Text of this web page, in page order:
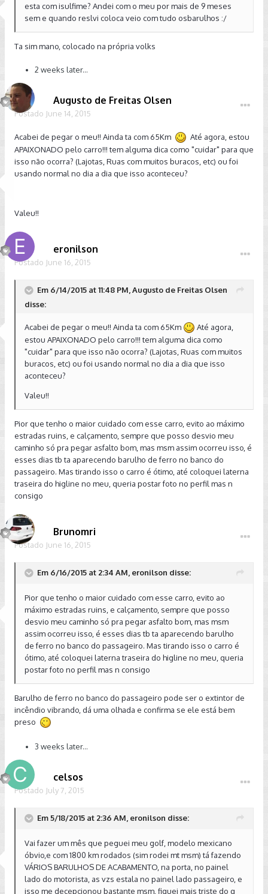
esta com isulfime? Andei com o meu por mais de 9 meses
sem e quando reslvi coloca veio com tudo osbarulhos :/
Ta sim mano, colocado na própria volks
2 weeks later...
Augusto de Freitas Olsen
Postado June 14, 2015
Acabei de pegar o meu!! Ainda ta com 65Km
Até agora, estou
APAIXONADO pelo carro!!! tem alguma dica como "cuidar" para que
isso não ocorra? (Lajotas, Ruas com muitos buracos, etc) ou foi
usando normal no dia a dia que isso aconteceu?
Valeu!!
eronilson
Postado June 16, 2015
Em 6/14/2015 at 11:48 PM, Augusto de Freitas Olsen
disse:
Acabei de pegar o meu!! Ainda ta com 65Km
Até agora,
estou APAIXONADO pelo carro!!! tem alguma dica como
"cuidar" para que isso não ocorra? (Lajotas, Ruas com muitos
buracos, etc) ou foi usando normal no dia a dia que isso
aconteceu?
Valeu!!
Pior que tenho o maior cuidado com esse carro, evito ao máximo
estradas ruins, e calçamento, sempre que posso desvio meu
caminho só pra pegar asfalto bom, mas msm assim ocorreu isso, é
esses dias tb ta aparecendo barulho de ferro no banco do
passageiro. Mas tirando isso o carro é ótimo, até coloquei laterna
traseira do higline no meu, queria postar foto no perfil mas n
consigo
Brunomri
Postado June 16, 2015
Em 6/16/2015 at 2:34 AM, eronilson disse:
Pior que tenho o maior cuidado com esse carro, evito ao
máximo estradas ruins, e calçamento, sempre que posso
desvio meu caminho só pra pegar asfalto bom, mas msm
assim ocorreu isso, é esses dias tb ta aparecendo barulho
de ferro no banco do passageiro. Mas tirando isso o carro é
ótimo, até coloquei laterna traseira do higline no meu, queria
postar foto no perfil mas n consigo
Barulho de ferro no banco do passageiro pode ser o extintor de
incêndio vibrando, dá uma olhada e confirma se ele está bem
preso
3 weeks later...
celsos
Postado July 7, 2015
Em 5/18/2015 at 2:36 AM, eronilson disse:
Vai fazer um mês que peguei meu golf, modelo mexicano
óbvio,e com 1800 km rodados (sim rodei mt msm) tá fazendo
VÁRIOS BARULHOS DE ACABAMENTO, na porta, no painel
lado do motorista, as vzs estala no painel lado passageiro, e
isso me decepcionou bastante msm, fiquei mais triste do q